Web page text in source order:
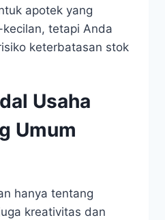
apotek yang
tetapi Anda
keterbatasan stok
Usaha
Umum
hanya tentang
kreativitas dan